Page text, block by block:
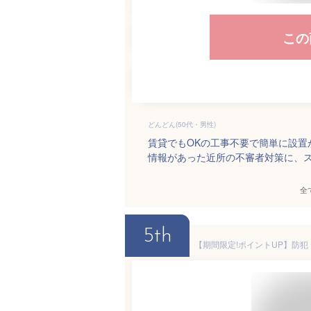
こ
どんどん(50代・男性)
賃貸でもOKの工事不要で簡単に設
情報があった近所の不審者対策に、
全
5th